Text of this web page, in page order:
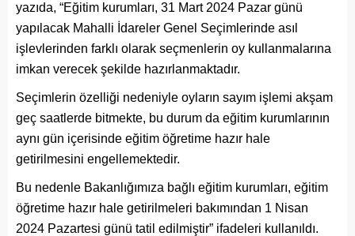
yazıda, “Eğitim kurumları, 31 Mart 2024 Pazar günü
yapılacak Mahalli İdareler Genel Seçimlerinde asıl
işlevlerinden farklı olarak seçmenlerin oy kullanmalarına
imkan verecek şekilde hazırlanmaktadır.
Seçimlerin özelliği nedeniyle oyların sayım işlemi akşam
geç saatlerde bitmekte, bu durum da eğitim kurumlarının
aynı gün içerisinde eğitim öğretime hazır hale
getirilmesini engellemektedir.
Bu nedenle Bakanlığımıza bağlı eğitim kurumları, eğitim
öğretime hazır hale getirilmeleri bakımından 1 Nisan
2024 Pazartesi günü tatil edilmiştir” ifadeleri kullanıldı.